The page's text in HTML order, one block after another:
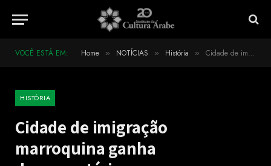
VOCÊ ESTÁ EM: Home » NOTÍCIAS » História » Cidade de imigração marroquina ganha documentário
HISTÓRIA
Cidade de imigração
marroquina ganha